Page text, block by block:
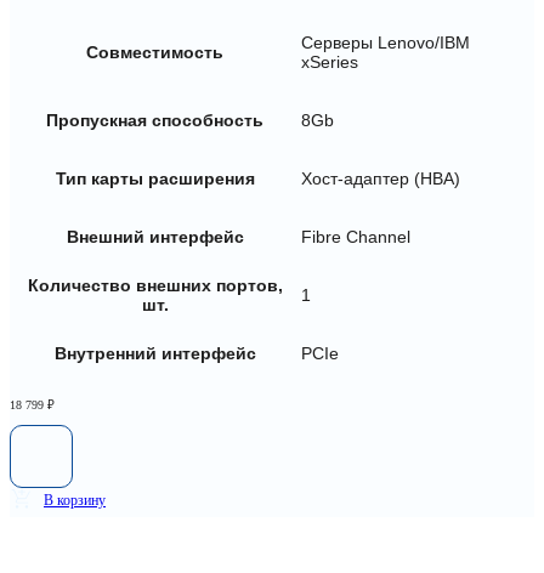
Совместимость
Серверы Lenovo/IBM
xSeries
Пропускная способность 8Gb
Тип карты расширения Хост-адаптер (HBA)
Внешний интерфейс Fibre Channel
Количество внешних портов,
шт.
1
Внутренний интерфейс PCIe
18 799 ₽
В корзину